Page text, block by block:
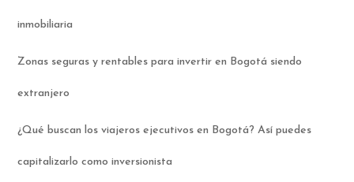
inmobiliaria
Zonas seguras y rentables para invertir en Bogotá siendo
extranjero
¿Qué buscan los viajeros ejecutivos en Bogotá? Así puedes
capitalizarlo como inversionista